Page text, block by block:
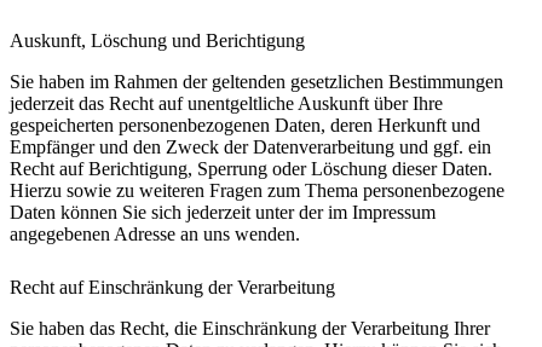
Auskunft, Löschung und Berichtigung
Sie haben im Rahmen der geltenden gesetzlichen Bestimmungen
jederzeit das Recht auf unentgeltliche Auskunft über Ihre
gespeicherten personenbezogenen Daten, deren Herkunft und
Empfänger und den Zweck der Datenverarbeitung und ggf. ein
Recht auf Berichtigung, Sperrung oder Löschung dieser Daten.
Hierzu sowie zu weiteren Fragen zum Thema personenbezogene
Daten können Sie sich jederzeit unter der im Impressum
angegebenen Adresse an uns wenden.
Recht auf Einschränkung der Verarbeitung
Sie haben das Recht, die Einschränkung der Verarbeitung Ihrer